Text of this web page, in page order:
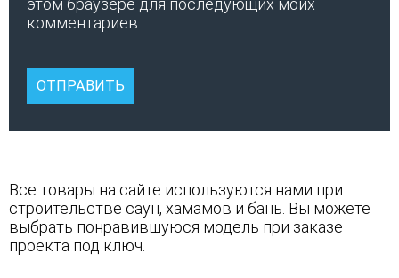
этом браузере для последующих моих
комментариев.
Все товары на сайте используются нами при
строительстве саун, хамамов и бань . Вы можете
выбрать понравившуюся модель при заказе
проекта под ключ.